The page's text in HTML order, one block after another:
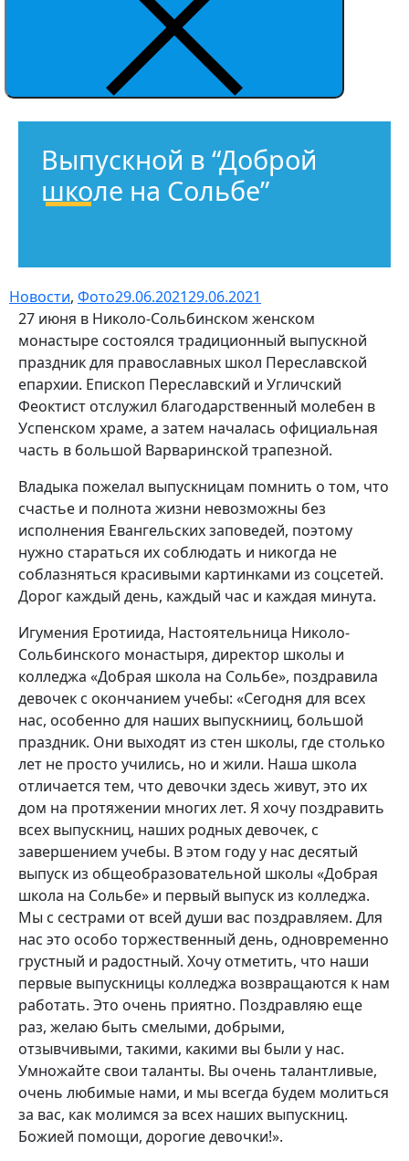
Выпускной в “Доброй
школе на Сольбе”
Новости, Фото29.06.202129.06.2021
27 июня в Николо-Сольбинском женском
монастыре состоялся традиционный выпускной
праздник для православных школ Переславской
епархии. Епископ Переславский и Угличский
Феоктист отслужил благодарственный молебен в
Успенском храме, а затем началась официальная
часть в большой Варваринской трапезной.
Владыка пожелал выпускницам помнить о том, что
счастье и полнота жизни невозможны без
исполнения Евангельских заповедей, поэтому
нужно стараться их соблюдать и никогда не
соблазняться красивыми картинками из соцсетей.
Дорог каждый день, каждый час и каждая минута.
Игумения Еротиида, Настоятельница Николо-
Сольбинского монастыря, директор школы и
колледжа «Добрая школа на Сольбе», поздравила
девочек с окончанием учебы: «Сегодня для всех
нас, особенно для наших выпускнииц, большой
праздник. Они выходят из стен школы, где столько
лет не просто учились, но и жили. Наша школа
отличается тем, что девочки здесь живут, это их
дом на протяжении многих лет. Я хочу поздравить
всех выпускниц, наших родных девочек, с
завершением учебы. В этом году у нас десятый
выпуск из общеобразовательной школы «Добрая
школа на Сольбе» и первый выпуск из колледжа.
Мы с сестрами от всей души вас поздравляем. Для
нас это особо торжественный день, одновременно
грустный и радостный. Хочу отметить, что наши
первые выпускницы колледжа возвращаются к нам
работать. Это очень приятно. Поздравляю еще
раз, желаю быть смелыми, добрыми,
отзывчивыми, такими, какими вы были у нас.
Умножайте свои таланты. Вы очень талантливые,
очень любимые нами, и мы всегда будем молиться
за вас, как молимся за всех наших выпускниц.
Божией помощи, дорогие девочки!».